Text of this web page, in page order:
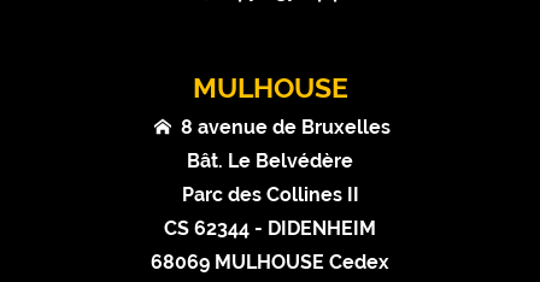
MULHOUSE
8 avenue de Bruxelles
Bât. Le Belvédère
Parc des Collines II
CS 62344 - DIDENHEIM
68069 MULHOUSE Cedex